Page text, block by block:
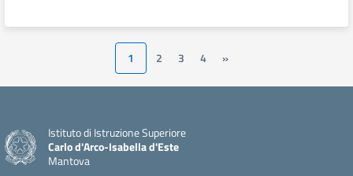
1 2 3 4 »
Istituto di Istruzione Superiore
Carlo d'Arco-Isabella d'Este
Mantova